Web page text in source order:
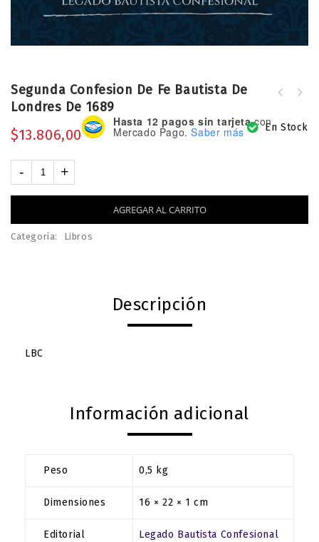
Segunda Confesion De Fe Bautista De
Londres De 1689
$13.806,00 En Stock
Hasta 12 pagos sin tarjetacon
Mercado Pago. Saber más
AGREGAR AL CARRITO
Categoría: Libros
Descripción
LBC
Información adicional
Peso 0,5 kg
Dimensiones 16 × 22 × 1 cm
Editorial Legado Bautista Confesional